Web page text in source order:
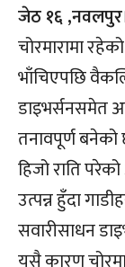
जेठ १६
चोरमारामा
भाँचिएपछि
डाइभर्सनसमेत
तनावपूर्ण बनेको
हिजो राति
उत्पन्न हुँदा
सवारीसाधन